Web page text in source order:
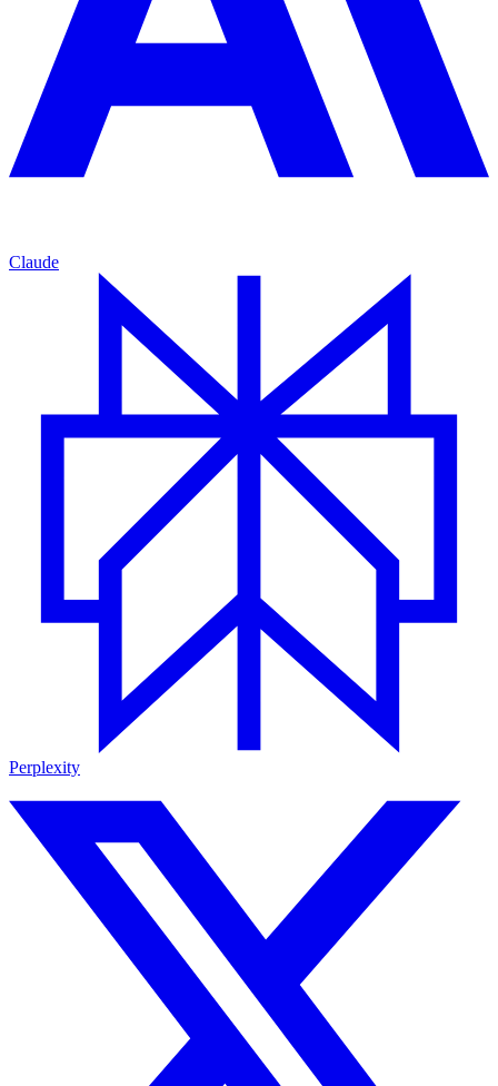
Claude
Perplexity